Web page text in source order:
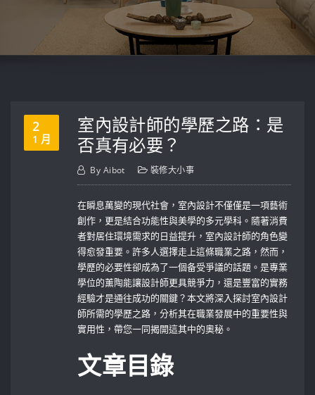
2
1 月
室內設計師的學歷之路：是
否真有必要？
By Aibot 裝修大小事
在瞬息萬變的現代社會，室內設計不僅僅是一項藝術
創作，更是結合功能性與美學的多元學科。隨著消費
者對居住環境需求的日益提升，室內設計師的角色變
得愈發重要。許多人選擇走上這條職業之路，然而，
學歷的必要性卻成為了一個备受爭議的話題。是專業
學位的薰陶能讓設計師更具競爭力，還是豐富的實務
經驗才是通往成功的關鍵？本文將深入探討室內設計
師所需的學歷之路，分析其在職業發展中的重要性與
實用性，帶您一同揭開這其中的奧秘。
文章目錄